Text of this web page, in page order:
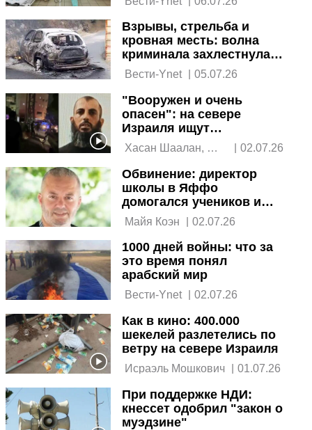
Взрывы, стрельба и
кровная месть: волна
криминала захлестнула
арабскую общину
Вести-Ynet 05.07.26
"Вооружен и очень
опасен": на севере
Израиля ищут
преступника
Хасан Шаалан,
| 02.07.26
Обвинение: директор
школы в Яффо
домогался учеников и
учителей
| 02.07.26
1000 дней войны: что за
это время понял
арабский мир
Вести-Ynet 02.07.26
Как в кино: 400.000
шекелей разлетелись по
ветру на севере Израиля
Исраэль Мошкович | 01.07.26
При поддержке НДИ:
кнессет одобрил "закон о
муэдзине"